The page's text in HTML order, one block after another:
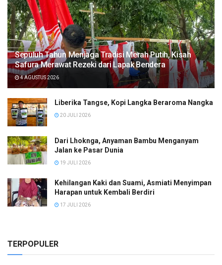
Sepuluh Tahun Menjaga Tradisi Merah Putih, Kisah
Safura Merawat Rezeki dari Lapak Bendera
4 AGUSTUS 2026
Liberika Tangse, Kopi Langka Beraroma Nangka
20 JULI 2026
Dari Lhoknga, Anyaman Bambu Menganyam
Jalan ke Pasar Dunia
19 JULI 2026
Kehilangan Kaki dan Suami, Asmiati Menyimpan
Harapan untuk Kembali Berdiri
17 JULI 2026
TERPOPULER